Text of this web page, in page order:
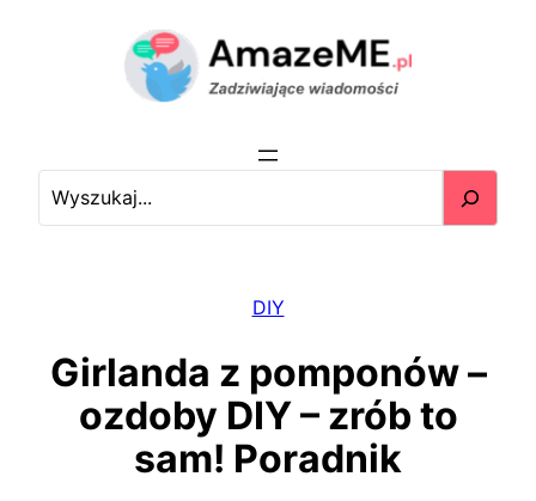
DIY
Girlanda z pomponów –
ozdoby DIY – zrób to
sam! Poradnik